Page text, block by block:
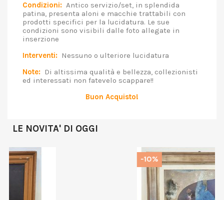
Condizioni: Antico servizio/set, in splendida
patina, presenta aloni e macchie trattabili con
prodotti specifici per la lucidatura. Le sue
condizioni sono visibili dalle foto allegate in
inserzione
Interventi: Nessuno o ulteriore lucidatura
Note: Di altissima qualità e bellezza, collezionisti
ed interessati non fatevelo scappare!!
Buon Acquisto!
LE NOVITA' DI OGGI